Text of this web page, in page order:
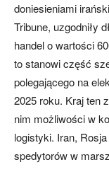
doniesieniami
Tribune, uzgodniły
handel o wartości
to stanowi część
polegającego na
2025 roku. Kraj ten
nim możliwości w
logistyki. Iran,
spedytorów w